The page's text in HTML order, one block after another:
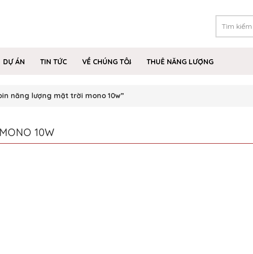
DỰ ÁN TIN TỨC VỀ CHÚNG TÔI
THUÊ NĂNG LƯỢNG
năng lượng mặt trời mono 10w”
10W